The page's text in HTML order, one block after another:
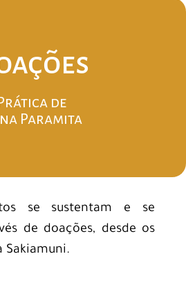
de
Paramita
se sustentam e se
de doações, desde os
Sakiamuni.